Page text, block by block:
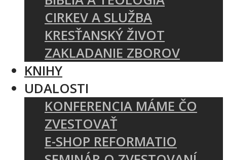
CIRKEV A SLUŽBA
KRESŤANSKÝ ŽIVOT
ZAKLADANIE ZBOROV
KNIHY
UDALOSTI
KONFERENCIA MÁME ČO
ZVESTOVAŤ
E-SHOP REFORMATIO